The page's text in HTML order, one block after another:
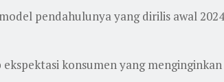
pendahulunya yang dirilis awal
konsumen yang